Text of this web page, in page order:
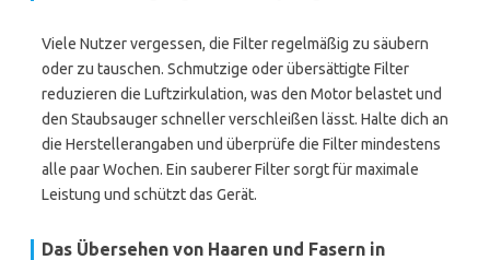
Viele Nutzer vergessen, die Filter regelmäßig zu säubern
oder zu tauschen. Schmutzige oder übersättigte Filter
reduzieren die Luftzirkulation, was den Motor belastet und
den Staubsauger schneller verschleißen lässt. Halte dich an
die Herstellerangaben und überprüfe die Filter mindestens
alle paar Wochen. Ein sauberer Filter sorgt für maximale
Leistung und schützt das Gerät.
Das Übersehen von Haaren und Fasern in